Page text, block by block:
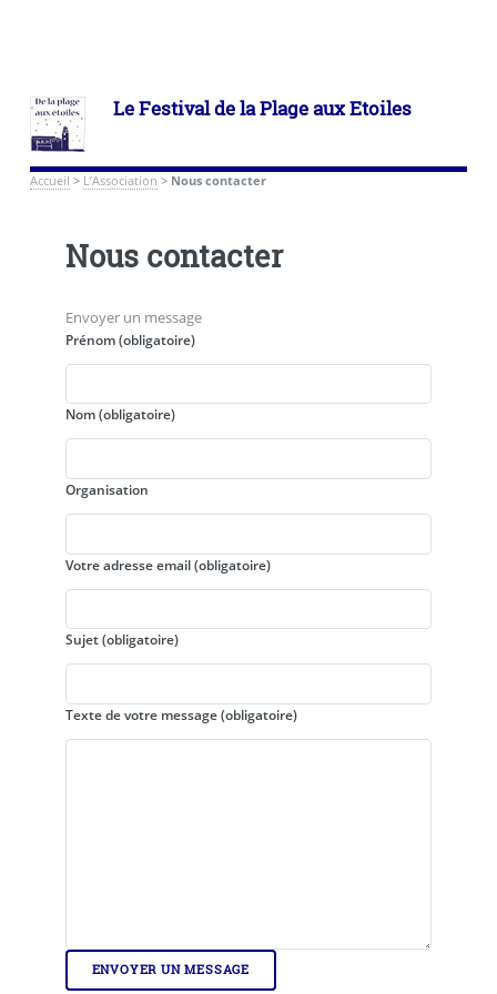
Le Festival de la Plage aux Etoiles
Accueil > L’Association > Nous contacter
Nous contacter
Envoyer un message
Prénom(obligatoire)
Nom(obligatoire)
Organisation
Votre adresse email(obligatoire)
Sujet(obligatoire)
Texte de votre message(obligatoire)